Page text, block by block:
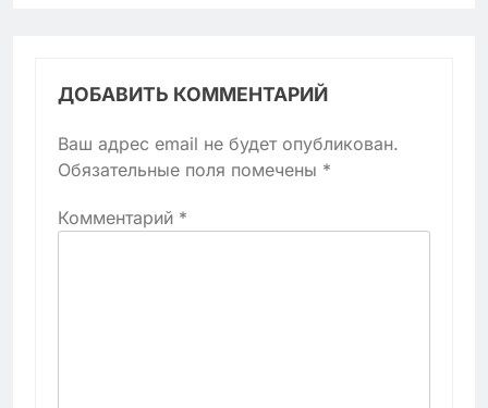
ДОБАВИТЬ КОММЕНТАРИЙ
Ваш адрес email не будет опубликован.
Обязательные поля помечены *
Комментарий *